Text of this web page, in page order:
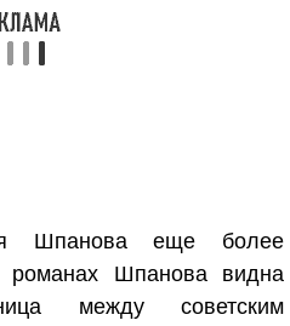
Шпанова еще более
романах Шпанова видна
между советским